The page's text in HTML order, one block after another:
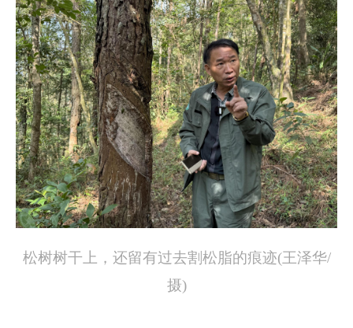
松树树干上，还留有过去割松脂的痕迹(王泽华/
摄)